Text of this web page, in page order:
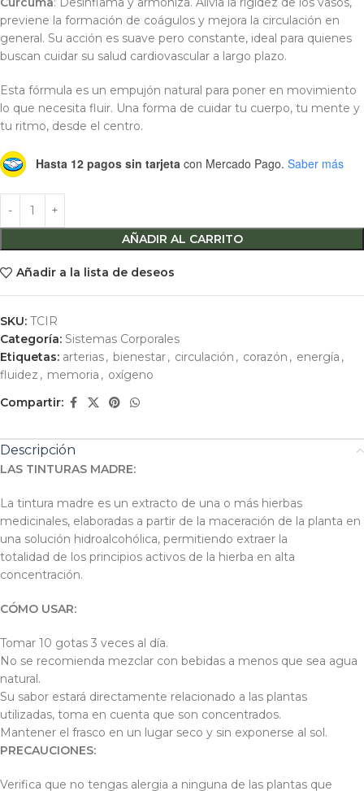
previene la formación de coágulos y mejora la circulación en
general. Su acción es suave pero constante, ideal para quienes
buscan cuidar su salud cardiovascular a largo plazo.
Esta fórmula es un empujón natural para poner en movimiento
lo que necesita fluir. Una forma de cuidar tu cuerpo, tu mente y
tu ritmo, desde el centro.
Hasta 12 pagos sin tarjeta con Mercado Pago. Saber más
AÑADIR AL CARRITO
Añadir a la lista de deseos
SKU: TCIR
Categoría: Sistemas Corporales
Etiquetas: arterias, bienestar, circulación , corazón , energía ,
fluidez , memoria , oxígeno
Compartir:
Descripción
LAS TINTURAS MADRE:
La tintura madre es un extracto de una o más hierbas
medicinales, elaboradas a partir de la maceración de la planta en
una solución hidroalcohólica, permitiendo extraer la
totalidad de los principios activos de la hierba en alta
concentración.
CÓMO USAR:
Tomar 10 gotas 3 veces al día.
No se recomienda mezclar con bebidas a menos que sea agua
natural.
Su sabor estará directamente relacionado a las plantas
utilizadas, toma en cuenta que son concentrados.
Mantener el frasco en un lugar seco y sin exponerse al sol.
PRECAUCIONES:
Verifica que no tengas alergia a ninguna de las plantas que